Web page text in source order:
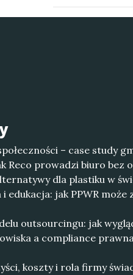
– case study
Reco prowadzi biuro bez
dla plastiku w
edukacja: jak PPWR
outsourcingu: jak
a compliance
koszty i rola firmy